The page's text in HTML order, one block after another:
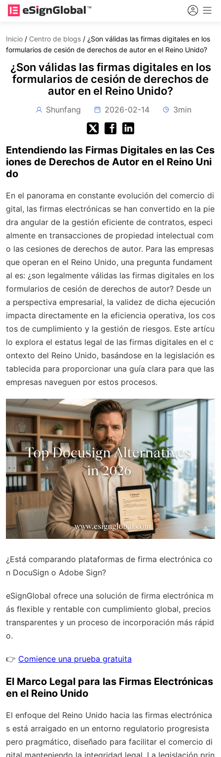
Inicio / Centro de blogs / ¿Son válidas las firmas digitales en los
formularios de cesión de derechos de autor en el Reino Unido?
¿Son válidas las firmas digitales en los
formularios de cesión de derechos de
autor en el Reino Unido?
Shunfang 2026-02-14 3min
Entendiendo las Firmas Digitales en las Ces
iones de Derechos de Autor en el Reino Uni
do
En el panorama en constante evolución del comercio di
gital, las firmas electrónicas se han convertido en la pie
dra angular de la gestión eficiente de contratos, especi
almente en transacciones de propiedad intelectual com
o las cesiones de derechos de autor. Para las empresas
que operan en el Reino Unido, una pregunta fundament
al es: ¿son legalmente válidas las firmas digitales en los
formularios de cesión de derechos de autor? Desde un
a perspectiva empresarial, la validez de dicha ejecución
impacta directamente en la eficiencia operativa, los cos
tos de cumplimiento y la gestión de riesgos. Este artícu
lo explora el estatus legal de las firmas digitales en el c
ontexto del Reino Unido, basándose en la legislación es
tablecida para proporcionar una guía clara para que las
empresas naveguen por estos procesos.
¿Está comparando plataformas de firma electrónica co
n DocuSign o Adobe Sign?
eSignGlobal ofrece una solución de firma electrónica m
ás flexible y rentable con cumplimiento global, precios
transparentes y un proceso de incorporación más rápid
o.
👉 Comience una prueba gratuita
El Marco Legal para las Firmas Electrónicas
en el Reino Unido
El enfoque del Reino Unido hacia las firmas electrónica
s está arraigado en un entorno regulatorio progresista
pero pragmático, diseñado para facilitar el comercio di